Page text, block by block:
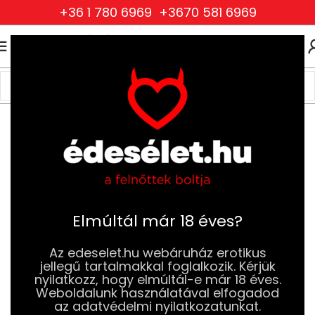
Elmúltál már 18 éves?
Az edeselet.hu webáruház erotikus
jellegű tartalmakkal foglalkozik. Kérjük
nyilatkozz, hogy elmúltál-e már 18 éves.
Weboldalunk használatával elfogadod
az adatvédelmi nyilatkozatunkat.
+36 1 780 6969 +3670 581 6969
Bilincsek és Kötelek